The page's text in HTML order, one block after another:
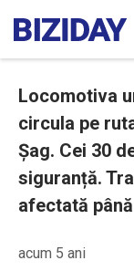
Locomotiva
circula pe
Șag. Cei 30
siguranță.
afectată
acum 5 ani